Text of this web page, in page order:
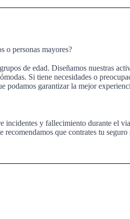
o personas mayores?
de edad. Diseñamos nuestras
Si tiene necesidades o
podamos garantizar la mejor
incidentes y fallecimiento durante el
que contrates tu